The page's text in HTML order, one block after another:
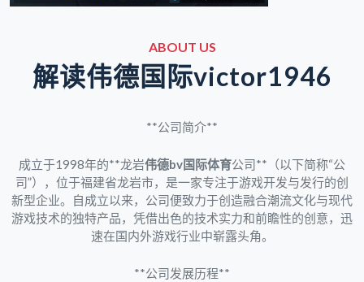
ABOUT US
解读伟德国际victor1946
**公司简介**
成立于1998年的**龙岩伟德bv国际体育公司**（以下简称“公
司”），位于福建省龙岩市，是一家专注于游戏开发与发行的创
新型企业。自成立以来，公司便致力于创造融合潮流文化与现代
游戏技术的独特产品，凭借出色的技术实力和前瞻性的创意，迅
速在国内外游戏行业中崭露头角。
**公司发展历程**